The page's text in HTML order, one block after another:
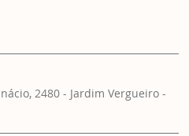
2480 - Jardim Vergueiro -